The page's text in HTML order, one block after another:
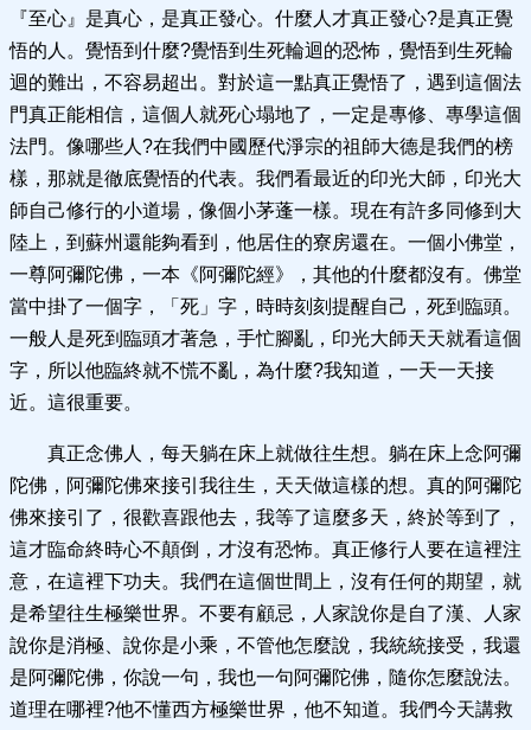
『至心』是真心，是真正發心。什麼人才真正發心?是真正覺
悟的人。覺悟到什麼?覺悟到生死輪迴的恐怖，覺悟到生死輪
迴的難出，不容易超出。對於這一點真正覺悟了，遇到這個法
門真正能相信，這個人就死心塌地了，一定是專修、專學這個
法門。像哪些人?在我們中國歷代淨宗的祖師大德是我們的榜
樣，那就是徹底覺悟的代表。我們看最近的印光大師，印光大
師自己修行的小道場，像個小茅蓬一樣。現在有許多同修到大
陸上，到蘇州還能夠看到，他居住的寮房還在。一個小佛堂，
一尊阿彌陀佛，一本《阿彌陀經》，其他的什麼都沒有。佛堂
當中掛了一個字，「死」字，時時刻刻提醒自己，死到臨頭。
一般人是死到臨頭才著急，手忙腳亂，印光大師天天就看這個
字，所以他臨終就不慌不亂，為什麼?我知道，一天一天接
近。這很重要。
真正念佛人，每天躺在床上就做往生想。躺在床上念阿彌
陀佛，阿彌陀佛來接引我往生，天天做這樣的想。真的阿彌陀
佛來接引了，很歡喜跟他去，我等了這麼多天，終於等到了，
這才臨命終時心不顛倒，才沒有恐怖。真正修行人要在這裡注
意，在這裡下功夫。我們在這個世間上，沒有任何的期望，就
是希望往生極樂世界。不要有顧忌，人家說你是自了漢、人家
說你是消極、說你是小乘，不管他怎麼說，我統統接受，我還
是阿彌陀佛，你說一句，我也一句阿彌陀佛，隨你怎麼說法。
道理在哪裡?他不懂西方極樂世界，他不知道。我們今天講救